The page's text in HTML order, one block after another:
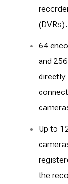
(DVRs).
64
and 256
directly
Up to
the